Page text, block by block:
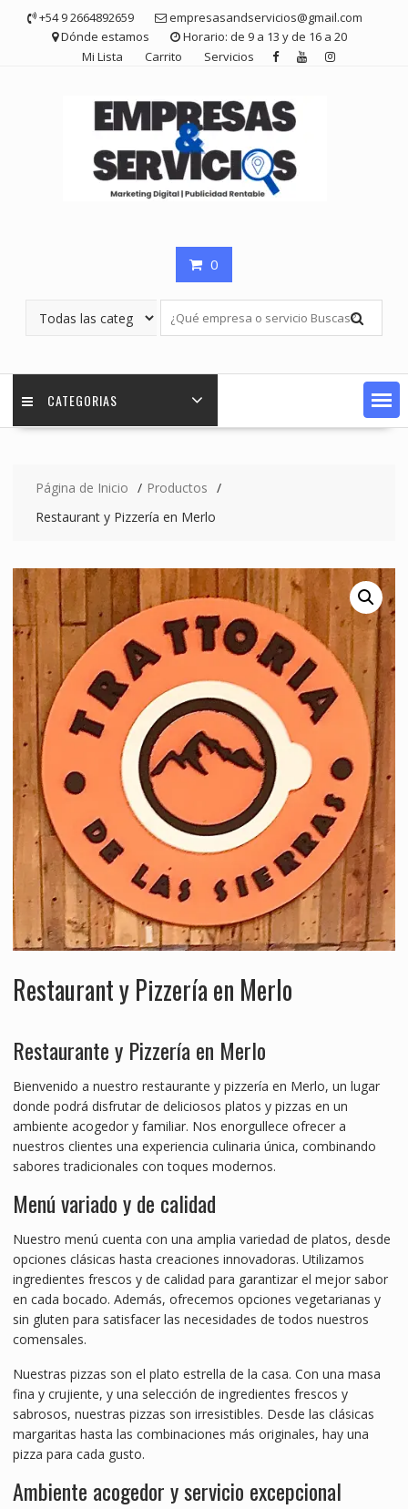
contenido
+54 9 2664892659
empresasandservicios@gmail.com
Dónde estamos
Horario: de 9 a 13 y de 16 a 20
Mi Lista
Carrito Servicios
0
CATEGORIAS
Página de Inicio
Productos
Restaurant y Pizzería en Merlo
Restaurant y Pizzería en Merlo
Restaurante y Pizzería en Merlo
Bienvenido a nuestro restaurante y pizzería en Merlo, un lugar
donde podrá disfrutar de deliciosos platos y pizzas en un
ambiente acogedor y familiar. Nos enorgullece ofrecer a
nuestros clientes una experiencia culinaria única, combinando
sabores tradicionales con toques modernos.
Menú variado y de calidad
Nuestro menú cuenta con una amplia variedad de platos, desde
opciones clásicas hasta creaciones innovadoras. Utilizamos
ingredientes frescos y de calidad para garantizar el mejor sabor
en cada bocado. Además, ofrecemos opciones vegetarianas y
sin gluten para satisfacer las necesidades de todos nuestros
comensales.
Nuestras pizzas son el plato estrella de la casa. Con una masa
fina y crujiente, y una selección de ingredientes frescos y
sabrosos, nuestras pizzas son irresistibles. Desde las clásicas
margaritas hasta las combinaciones más originales, hay una
pizza para cada gusto.
Ambiente acogedor y servicio excepcional